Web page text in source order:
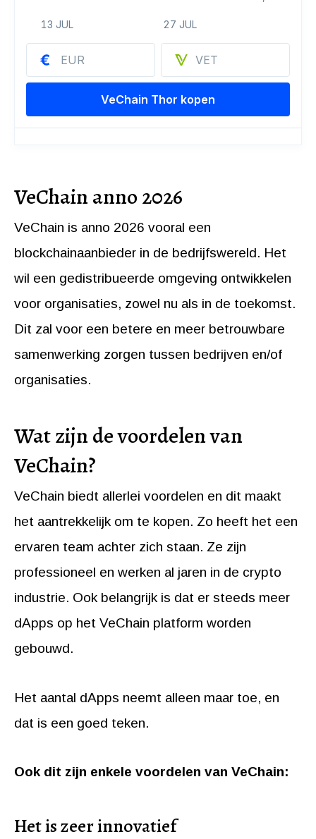
VeChain anno 2026
VeChain is anno 2026 vooral een
blockchainaanbieder in de bedrijfswereld. Het
wil een gedistribueerde omgeving ontwikkelen
voor organisaties, zowel nu als in de toekomst.
Dit zal voor een betere en meer betrouwbare
samenwerking zorgen tussen bedrijven en/of
organisaties.
Wat zijn de voordelen van
VeChain?
VeChain biedt allerlei voordelen en dit maakt
het aantrekkelijk om te kopen. Zo heeft het een
ervaren team achter zich staan. Ze zijn
professioneel en werken al jaren in de crypto
industrie. Ook belangrijk is dat er steeds meer
dApps op het VeChain platform worden
gebouwd.
Het aantal dApps neemt alleen maar toe, en
dat is een goed teken.
Ook dit zijn enkele voordelen van VeChain:
Het is zeer innovatief